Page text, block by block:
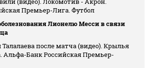
Премьер-Лига. Футбол
Лионелю Месси в связи
после матча (видео). Крылья
Альфа-Банк Российская Премьер-